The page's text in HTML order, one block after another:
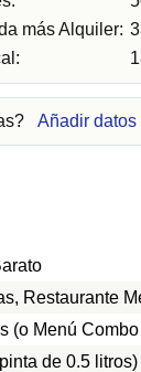
más Alquiler:
Añadir
Restaurante
(o Menú
de 0.5 litros)